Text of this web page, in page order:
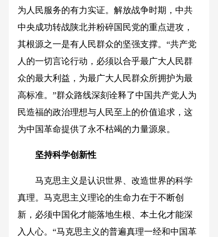
为人民服务的有力实证。解放战争时期，中共
中央成功转战陕北并粉碎国民党的重点进攻，
其根源之一是有人民群众的坚强支撑。“共产党
人的一切言论行动，必须以合乎最广大人民群
众的最大利益，为最广大人民群众所拥护为最
高标准。”群众路线深刻诠释了中国共产党人为
民造福的政治理想与人民至上的价值追求，这
为中国革命提供了永不枯竭的力量源泉。
坚持科学创新性
马克思主义是认识世界、改造世界的科学
真理。马克思主义理论的生命力在于不断创
新，必须中国化才能落地生根、本土化才能深
入人心。“马克思主义的普遍真理一经和中国革